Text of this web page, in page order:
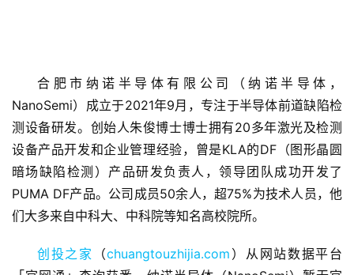
首
页
融
资
报
道
合肥市纳诺半导体有限公司（纳诺半导体，
NanoSemi）成立于2021年9月，专注于半导体前道缺陷检
测设备研发。创始人朱俊博士博士拥有20多年激光及检测
设备产品开发和企业管理经验，曾是KLA的DF（图形晶圆
暗场缺陷检测）产品研发负责人，领导团队成功开发了
PUMA DF产品。公司成员50余人，超75%为技术人员，他
们大多来自中科大、中科院等知名高校院所。
创投之家 （chuangtouzhijia.com ）从网站数据平台